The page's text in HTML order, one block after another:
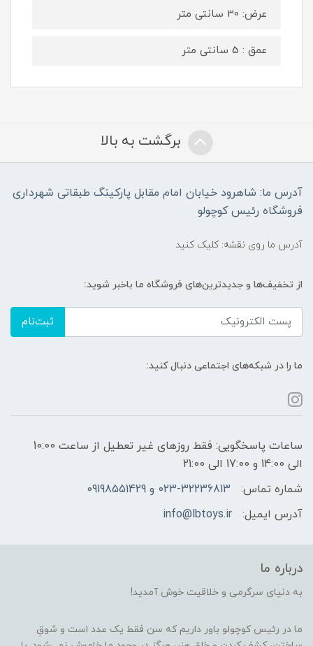
عرض: 30 سانتی متر
عمق : 5 سانتی متر
برگشت به بالا
آدرس ما: شاهرود خیابان امام مقابل پارکینگ طبقاتی شهرداری
فروشگاه رئیس کوچولو
آدرس ما روی نقشه: کلیک کنید
از تخفیف‌ها و جدیدترین‌های فروشگاه ما باخبر شوید:
ثبت‌نام
ما را در شبکه‌های اجتماعی دنبال کنید:
ساعات پاسخگویی: فقط روزهای غیر تعطیل از ساعت 10:00
الی 14:00 و 17:00 الی 21:00
شماره تماس:
023-32236813 و 09198551429
آدرس ایمیل:
info@lbtoys.ir
درباره ما
به دنیای سرگرمی و خلاقیت خوش آمدید!
ما در رئیس کوچولو باور داریم که سن فقط یک عدد است و شوقِ